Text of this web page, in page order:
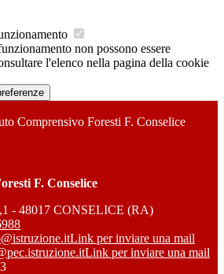
non possono essere
l'elenco nella pagina della cookie
Comprensivo Foresti F. Conselice
F. Conselice
- 48017 CONSELICE (RA)
Link per inviare una mail
Link per inviare una mail